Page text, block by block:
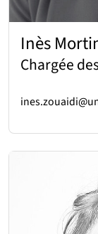
Inès
Chargée